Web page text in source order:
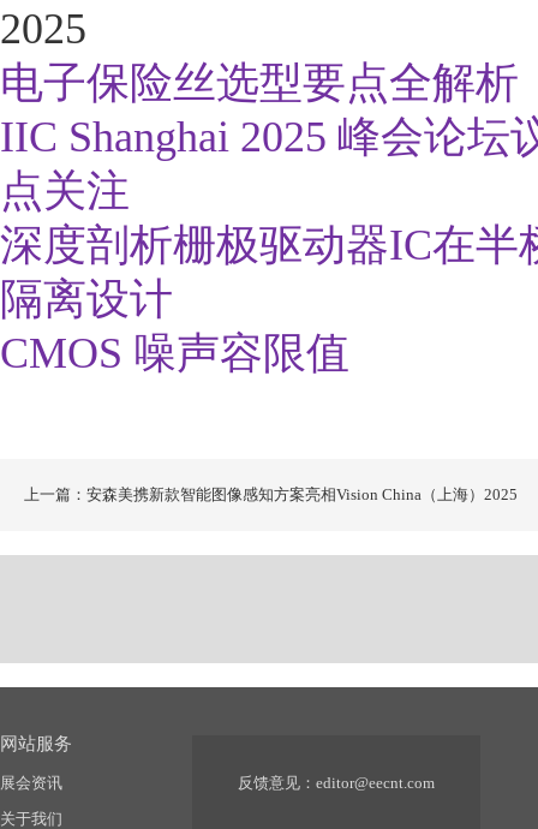
2025
电子保险丝选型要点全解析
IIC Shanghai 2025 峰会论
点关注
深度剖析栅极驱动器IC在
隔离设计
CMOS 噪声容限值
上一篇：安森美携新款智能图像感知方案亮相Vision China（上海）2025
网站服务
展会资讯
关于我们
反馈意见： editor@eecnt.com